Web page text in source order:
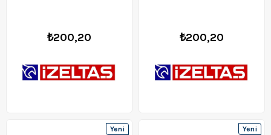
₺200,20 ₺200,20
Yeni
Yeni